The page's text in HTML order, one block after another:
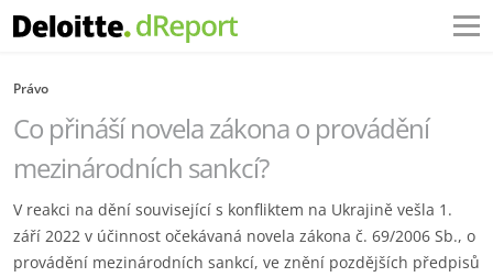
Právo
Co přináší novela zákona o provádění
mezinárodních sankcí?
V reakci na dění související s konfliktem na Ukrajině vešla 1.
září 2022 v účinnost očekávaná novela zákona č. 69/2006 Sb., o
provádění mezinárodních sankcí, ve znění pozdějších předpisů